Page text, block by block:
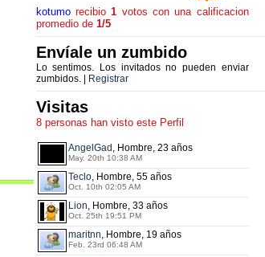
kotumorecibio1 votos con una calificacion
promedio de 1/5
Envíale un zumbido
Lo sentimos. Los invitados no pueden enviar
zumbidos. |
Registrar
Visitas
8 personas han visto este Perfil
AngelGad , Hombre, 23 años
May. 20th 10:38 AM
Teclo, Hombre, 55 años
Oct. 10th 02:05 AM
Lion, Hombre, 33 años
Oct. 25th 19:51 PM
maritnn, Hombre, 19 años
Feb. 23rd 06:48 AM